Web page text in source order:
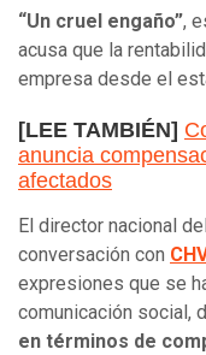
“Un cruel engaño”,
acusa que la
empresa desde el
[LEE TAMBIÉN]
anuncia
afectados
El director nacional
conversación con
expresiones que se
comunicación social,
en términos de